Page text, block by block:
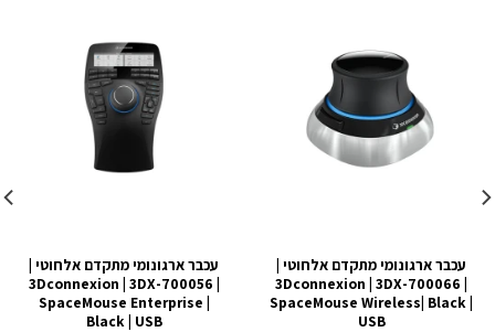
עכבר ארגונומי מתקדם אלחוטי |
3Dconnexion | 3DX-700066 |
SpaceMouse Wireless| Black |
USB
עכבר ארגונומי מתקדם אלחוטי |
3Dconnexion | 3DX-700056 |
SpaceMouse Enterprise |
Black | USB